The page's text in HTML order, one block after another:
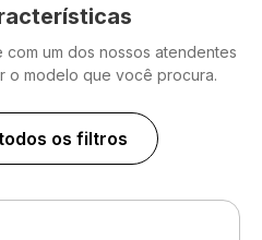
um dos nossos atendentes
o modelo que você procura.
os filtros